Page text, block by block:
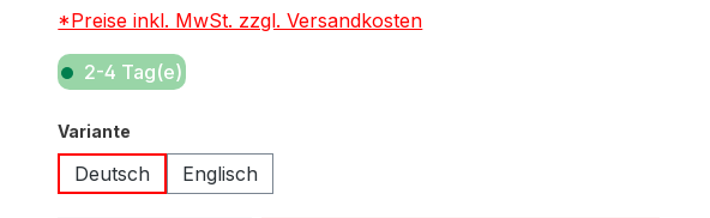
*Preise inkl. MwSt. zzgl. Versandkosten
2-4 Tag(e)
Variante
Deutsch Englisch